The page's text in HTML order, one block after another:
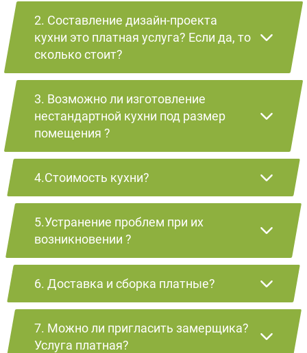
2. Составление дизайн-проекта
кухни это платная услуга? Если да, то
сколько стоит?
3. Возможно ли изготовление
нестандартной кухни под размер
помещения ?
4.Стоимость кухни?
5.Устранение проблем при их
возникновении ?
6. Доставка и сборка платные?
7. Можно ли пригласить замерщика?
Услуга платная?